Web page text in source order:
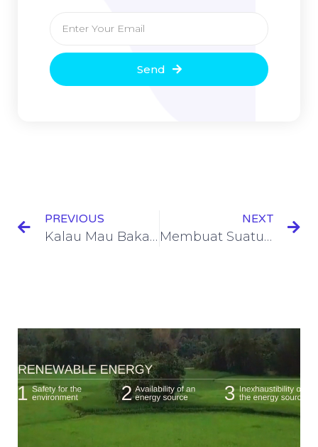
Send
PREVIOUS
Kalau Mau Bakar Sampah Harus Menggunakan Alat Ini
NEXT
Membuat Suatu Ruangan Dengan Kualitas Udara Yang Baik